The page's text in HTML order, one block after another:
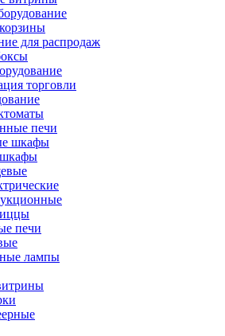
для распродаж
торговли
печи
шкафы
печи
лампы